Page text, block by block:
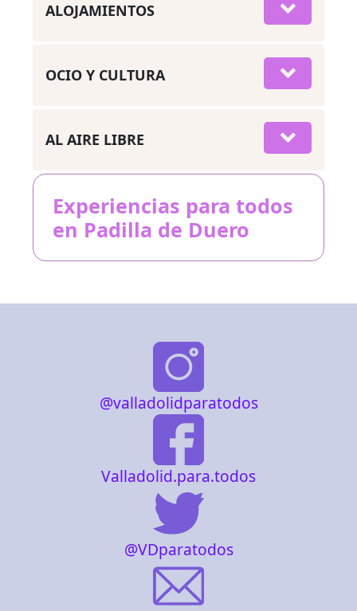
ALOJAMIENTOS
OCIO Y CULTURA
AL AIRE LIBRE
Experiencias para todos
en Padilla de Duero
@valladolidparatodos
Valladolid.para.todos
@VDparatodos